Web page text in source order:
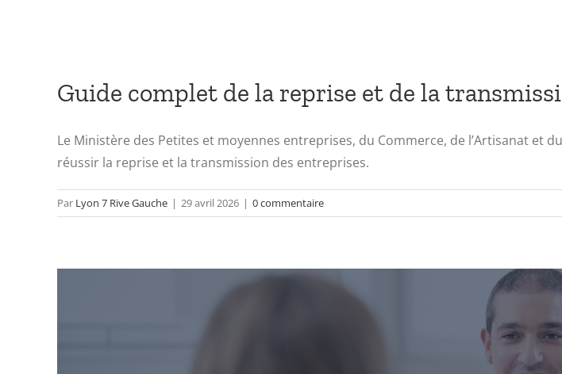
Guide complet de la reprise et de la
Le Ministère des Petites et moyennes entreprises, du Commerce, de l’Artisanat et
réussir la reprise et la transmission des entreprises.
Par Lyon 7 Rive Gauche | 29 avril 2026 | 0 commentaire